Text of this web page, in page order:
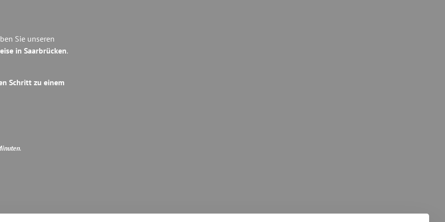
Sie unseren
in Saarbrücken.
Schritt zu einem
.